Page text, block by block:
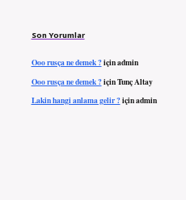
Son Yorumlar
Ooo rusça ne demek ?içinadmin
Ooo rusça ne demek ?içinTunç Altay
Lakin hangi anlama gelir ?içinadmin